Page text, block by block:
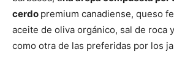
cerdo premium canadiense, queso
aceite de oliva orgánico, sal de roca
como otra de las preferidas por los